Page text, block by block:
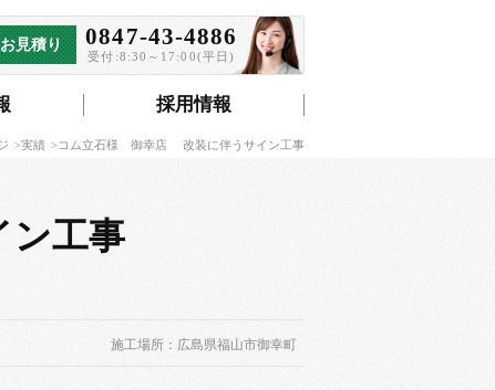
採用情報
0847-43-4886
受付:8:30～17:00(平日)
見積り
実績 コム立石様 御幸店 改装に伴うサイン工事
工事
施工場所：広島県福山市御幸町